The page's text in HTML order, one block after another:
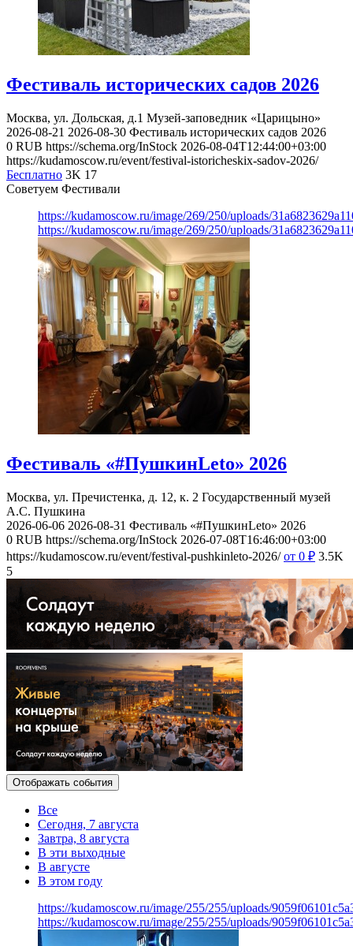
Фестиваль исторических садов 2026
Москва, ул. Дольская, д.1 Музей-заповедник «Царицыно»
2026-08-21 2026-08-30 Фестиваль исторических садов 2026
0 RUB https://schema.org/InStock 2026-08-04T12:44:00+03:00
https://kudamoscow.ru/event/festival-istoricheskix-sadov-2026/
Бесплатно 3K 17
Советуем Фестивали
https://kudamoscow.ru/image/269/250/uploads/
https://kudamoscow.ru/image/269/250/uploads/
Фестиваль «#ПушкинLeto» 2026
Москва, ул. Пречистенка, д. 12, к. 2 Государственный музей
А.С. Пушкина
2026-06-06 2026-08-31 Фестиваль «#ПушкинLeto» 2026
0 RUB https://schema.org/InStock 2026-07-08T16:46:00+03:00
https://kudamoscow.ru/event/festival-pushkinleto-2026/ от 0 ₽ 3.5K
5
Отображать события
Все
Сегодня, 7 августа
Завтра, 8 августа
В эти выходные
В августе
В этом году
https://kudamoscow.ru/image/255/255/uploads/
https://kudamoscow.ru/image/255/255/uploads/